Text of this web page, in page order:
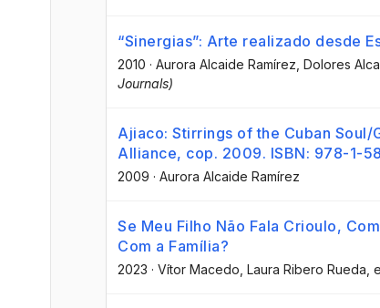
“Sinergias”: Arte realizado desde
2010 · Aurora Alcaide Ramírez , Dolores
Journals)
Ajiaco: Stirrings of the Cuban Soul/
Alliance, cop. 2009. ISBN: 978-1-
2009 · Aurora Alcaide Ramírez
Se Meu Filho Não Fala Crioulo,
Com a Família?
2023 · Vítor Macedo , Laura Ribero Rueda ,